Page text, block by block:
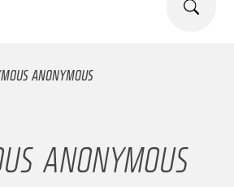
ANONYMOUS
ANONYMOUS